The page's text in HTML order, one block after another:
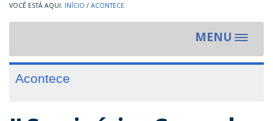
INÍCIO / ACONTECE
MENU
Toggle
Acontece